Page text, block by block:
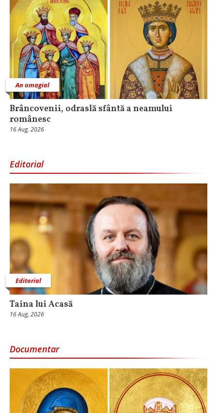
An omagial
Brâncovenii, odraslă sfântă a neamului
românesc
16 Aug, 2026
Editorial
Editorial
Taina lui Acasă
16 Aug, 2026
Documentar